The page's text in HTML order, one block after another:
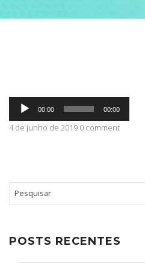
CONTATO
Tocador
áudio
00:00 00:00
4 de junho de 2019 0 comment
POSTS RECENTES